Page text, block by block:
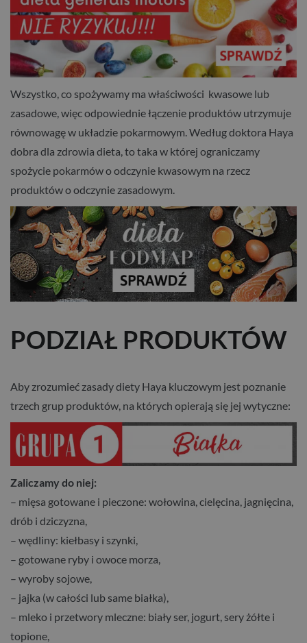
Wszystko, co spożywamy ma właściwości kwasowe lub
zasadowe, więc odpowiednie łączenie produktów utrzymuje
równowagę w układzie pokarmowym. Według doktora Haya
dobra dla zdrowia dieta, to taka w której ograniczamy
spożycie pokarmów o odczynie kwasowym na rzecz
produktów o odczynie zasadowym.
PODZIAŁ PRODUKTÓW
Aby zrozumieć zasady diety Haya kluczowym jest poznanie
trzech grup produktów, na których opierają się jej wytyczne:
Zaliczamy do niej:
– mięsa gotowane i pieczone: wołowina, cielęcina, jagnięcina,
drób i dziczyzna,
– wędliny: kiełbasy i szynki,
– gotowane ryby i owoce morza,
– wyroby sojowe,
– jajka (w całości lub same białka),
– mleko i przetwory mleczne: biały ser, jogurt, sery żółte i
topione,